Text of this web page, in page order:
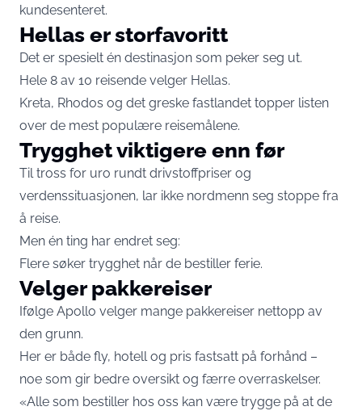
kundesenteret.
Hellas er storfavoritt
Det er spesielt én destinasjon som peker seg ut.
Hele 8 av 10 reisende velger Hellas.
Kreta, Rhodos og det greske fastlandet topper listen
over de mest populære reisemålene.
Trygghet viktigere enn før
Til tross for uro rundt drivstoffpriser og
verdenssituasjonen, lar ikke nordmenn seg stoppe fra
å reise.
Men én ting har endret seg:
Flere søker trygghet når de bestiller ferie.
Velger pakkereiser
Ifølge Apollo velger mange pakkereiser nettopp av
den grunn.
Her er både fly, hotell og pris fastsatt på forhånd –
noe som gir bedre oversikt og færre overraskelser.
«Alle som bestiller hos oss kan være trygge på at de